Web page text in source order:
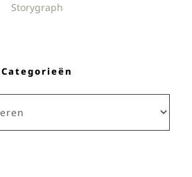
Storygraph
Categorieën